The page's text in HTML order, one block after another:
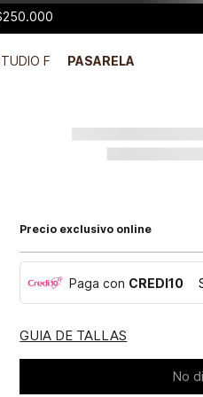
F PASARELA
Precio exclusivo online
Paga con CREDI10
GUIA DE TALLAS
No